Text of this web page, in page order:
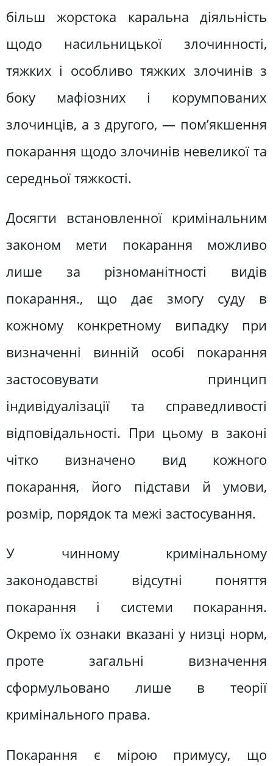
більш жорстока каральна діяльність
щодо насильницької злочинності,
тяжких і особливо тяжких злочинів з
боку мафіозних і корумпованих
злочинців, а з другого, — пом’якшення
покарання щодо злочинів невеликої та
середньої тяжкості.
Досягти встановленної кримінальним
законом мети покарання можливо
лише за різноманітності видів
покарання., що дає змогу суду в
кожному конкретному випадку при
визначенні винній особі покарання
застосовувати принцип
індивідуалізації та справедливості
відповідальності. При цьому в законі
чітко визначено вид кожного
покарання, його підстави й умови,
розмір, порядок та межі застосування.
У чинному кримінальному
законодавстві відсутні поняття
покарання і системи покарання.
Окремо їх ознаки вказані у низці норм,
проте загальні визначення
сформульовано лише в теорії
кримінального права.
Покарання є мірою примусу, що